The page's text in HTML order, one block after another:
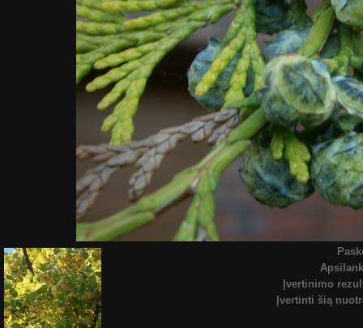
Įvertinimo
Įvertinti šią